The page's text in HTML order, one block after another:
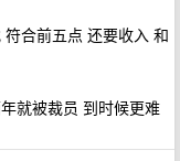
合前五点 还要收入 和
就被裁员 到时候更难